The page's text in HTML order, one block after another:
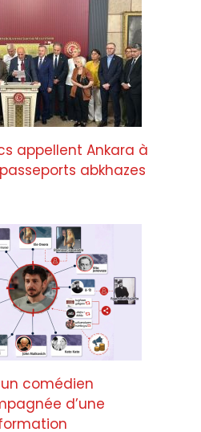
appellent Ankara à
abkhazes
comédien
d’une